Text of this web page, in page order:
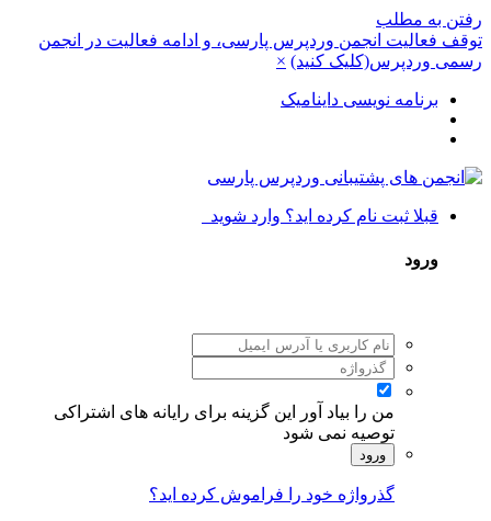
رفتن به مطلب
توقف فعالیت انجمن وردپرس پارسی، و ادامه فعالیت در انجمن
رسمی وردپرس(کلیک کنید) ×
برنامه نویسی داینامیک
قبلا ثبت نام کرده اید؟ وارد شوید
ورود
من را بیاد آور
این گزینه برای رایانه های اشتراکی
توصیه نمی شود
ورود
گذرواژه خود را فراموش کرده اید؟